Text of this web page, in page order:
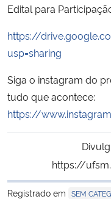
Edital para
https://
usp=sharing
Siga o instagram do
tudo que acontece:
https://
https://
Registrado em SEM